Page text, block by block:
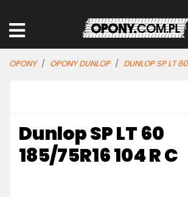
OPONY OPONY DUNLOP DUNLOP SP LT 60
Dunlop SP LT 60
185/75R16 104 R C